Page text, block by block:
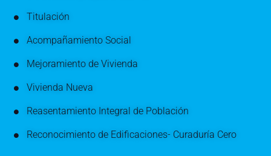
Titulación
Acompañamiento Social
Mejoramiento de Vivienda
Vivienda Nueva
Reasentamiento Integral de Población
Reconocimiento de Edificaciones- Curaduría Cero